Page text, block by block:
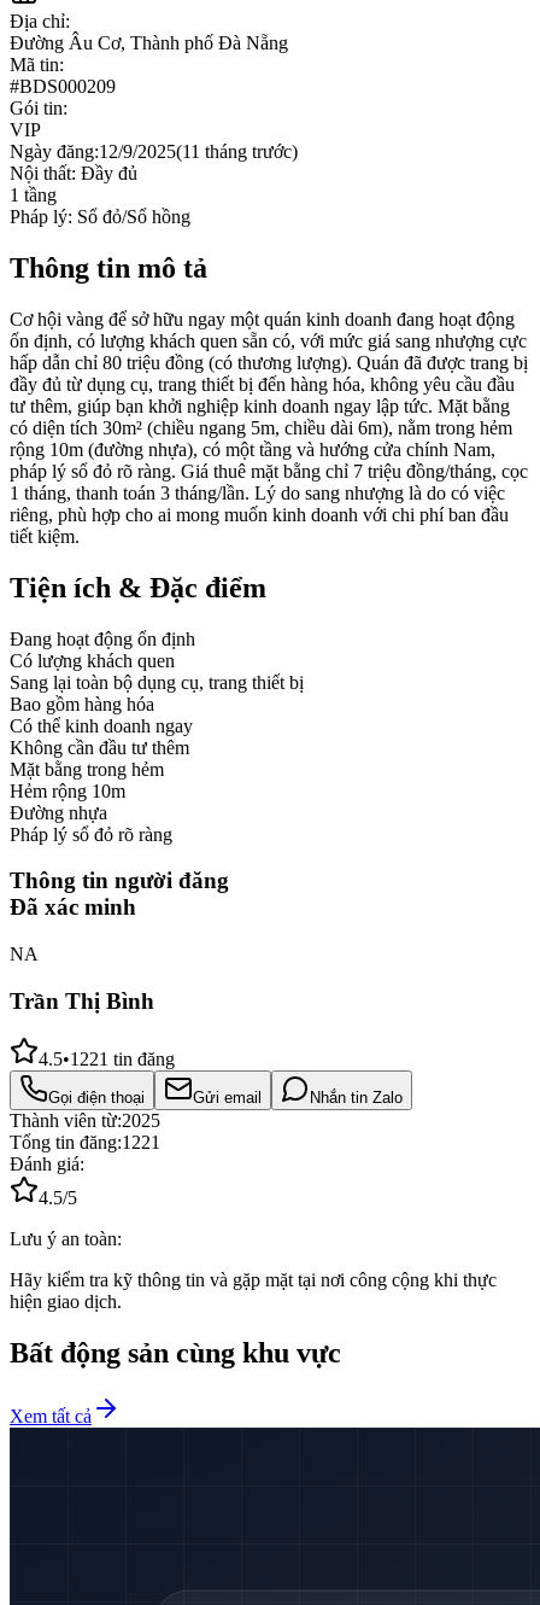
Địa chỉ:
Đường Âu Cơ, Thành phố Đà Nẵng
Mã tin:
#BDS000209
Gói tin:
VIP
Ngày đăng:12/9/2025(11 tháng trước)
Nội thất: Đầy đủ
1 tầng
Pháp lý: Sổ đỏ/Sổ hồng
Thông tin mô tả
Cơ hội vàng để sở hữu ngay một quán kinh doanh đang hoạt động
ổn định, có lượng khách quen sẵn có, với mức giá sang nhượng cực
hấp dẫn chỉ 80 triệu đồng (có thương lượng). Quán đã được trang bị
đầy đủ từ dụng cụ, trang thiết bị đến hàng hóa, không yêu cầu đầu
tư thêm, giúp bạn khởi nghiệp kinh doanh ngay lập tức. Mặt bằng
có diện tích 30m² (chiều ngang 5m, chiều dài 6m), nằm trong hẻm
rộng 10m (đường nhựa), có một tầng và hướng cửa chính Nam,
pháp lý sổ đỏ rõ ràng. Giá thuê mặt bằng chỉ 7 triệu đồng/tháng, cọc
1 tháng, thanh toán 3 tháng/lần. Lý do sang nhượng là do có việc
riêng, phù hợp cho ai mong muốn kinh doanh với chi phí ban đầu
tiết kiệm.
Tiện ích & Đặc điểm
Đang hoạt động ổn định
Có lượng khách quen
Sang lại toàn bộ dụng cụ, trang thiết bị
Bao gồm hàng hóa
Có thể kinh doanh ngay
Không cần đầu tư thêm
Mặt bằng trong hẻm
Hẻm rộng 10m
Đường nhựa
Pháp lý sổ đỏ rõ ràng
Thông tin người đăng
Đã xác minh
NA
Trần Thị Bình
4.5•1221 tin đăng
Gọi điện thoại Gửi email Nhắn tin Zalo
Thành viên từ:2025
Tổng tin đăng:1221
Đánh giá:
4.5/5
Lưu ý an toàn:
Hãy kiểm tra kỹ thông tin và gặp mặt tại nơi công cộng khi thực
hiện giao dịch.
Bất động sản cùng khu vực
Xem tất cả